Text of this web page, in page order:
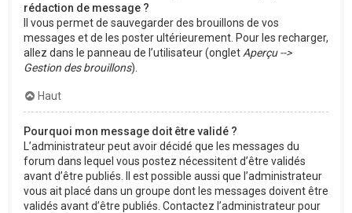
rédaction de message ?
Il vous permet de sauvegarder des brouillons de vos
messages et de les poster ultérieurement. Pour les recharger,
allez dans le panneau de l’utilisateur (onglet Aperçu -->
Gestion des brouillons).
Haut
Pourquoi mon message doit être validé ?
L’administrateur peut avoir décidé que les messages du
forum dans lequel vous postez nécessitent d’être validés
avant d’être publiés. Il est possible aussi que l’administrateur
vous ait placé dans un groupe dont les messages doivent être
validés avant d’être publiés. Contactez l’administrateur pour